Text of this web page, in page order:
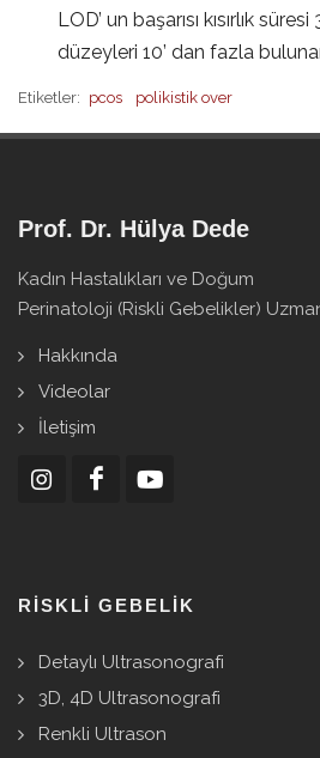
LOD’ un başarısı kısırlık
düzeyleri 10’ dan fazla
Etiketler: pcos polikistik over
Prof. Dr. Hülya Dede
Kadın Hastalıkları ve Doğum
Perinatoloji (Riskli Gebelikler)
Hakkında
Videolar
İletişim
RISKLI GEBELIK
Detaylı Ultrasonografi
3D, 4D Ultrasonografi
Renkli Ultrason